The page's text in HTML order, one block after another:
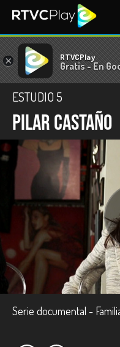
× RTVCPlay
Gratis - En
ESTUDIO 5
Pilar Castaño
Serie documental -